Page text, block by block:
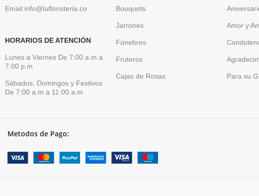
Email:info@tufloristeria.co
HORARIOS DE ATENCIÓN
Lunes a Viernes De 7:00 a.m a
7:00 p.m
Sábados, Domingos y Festivos
De 7:00 a.m a 11:00 a.m
Bouquets
Jarrones
Fúnebres
Fruteros
Cajas de Rosas
Amor y
Para su
Metodos de Pago: